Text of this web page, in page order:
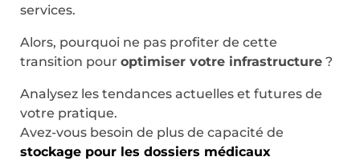
services.
Alors, pourquoi ne pas profiter de cette
transition pour optimiser votre infrastructure ?
Analysez les tendances actuelles et futures de
votre pratique.
Avez-vous besoin de plus de capacité de
stockage pour les dossiers médicaux